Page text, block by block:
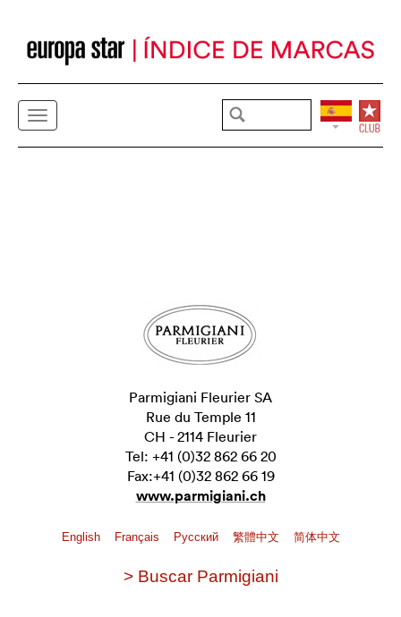
Parmigiani Fleurier SA
Rue du Temple 11
CH - 2114 Fleurier
Tel: +41 (0)32 862 66 20
Fax:+41 (0)32 862 66 19
www.parmigiani.ch
English Français Pусский 繁體中文 简体中文
> Buscar Parmigiani